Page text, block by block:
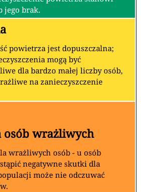
jego brak.
powietrza jest dopuszczalna;
mogą być
dla bardzo małej liczby osób,
na zanieczyszczenie
osób wrażliwych
wrażliwych osób - u osób
negatywne skutki dla
może nie odczuwać